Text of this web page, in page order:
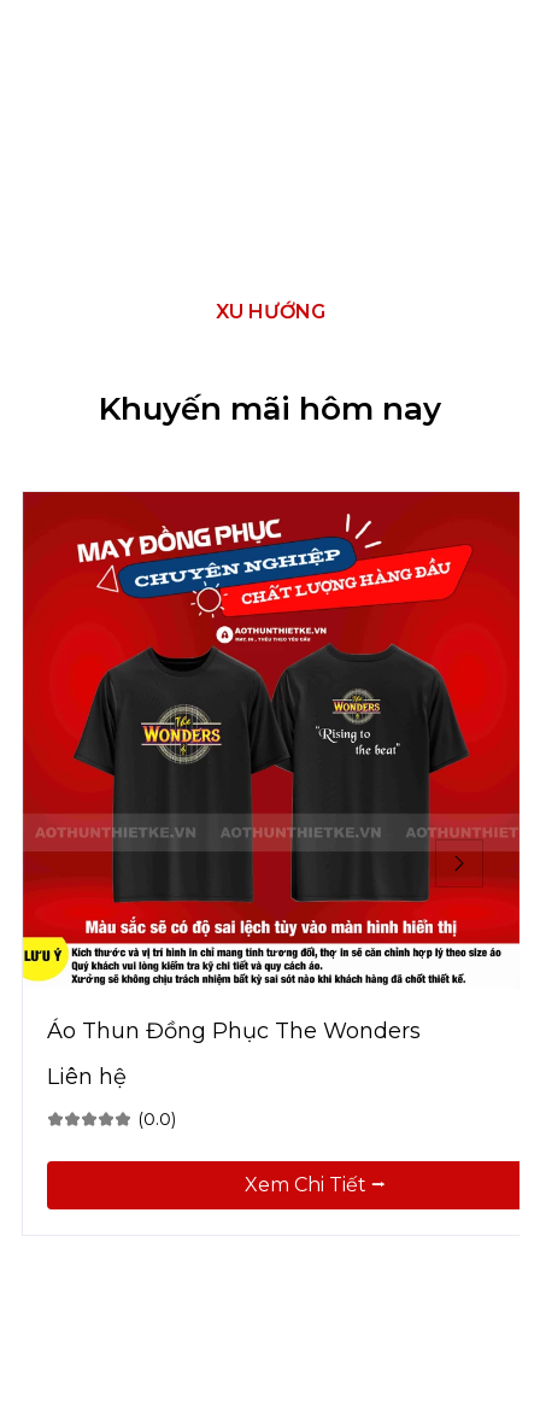
XU HƯỚNG
Khuyến mãi hôm nay
Áo Thun Đồng Phục The Wonders
Liên hệ
(0.0)
Xem Chi Tiết ⭢